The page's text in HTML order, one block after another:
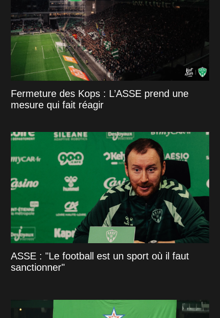
Fermeture des Kops : L’ASSE prend une
mesure qui fait réagir
ASSE : "Le football est un sport où il faut
sanctionner"